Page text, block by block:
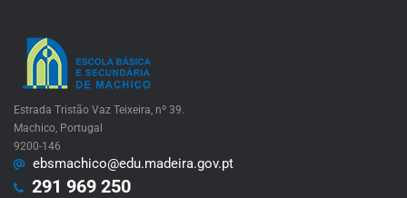
Estrada Tristão Vaz Teixeira, nº 39.
Machico, Portugal
9200-146
ebsmachico@edu.madeira.gov.pt
291 969 250